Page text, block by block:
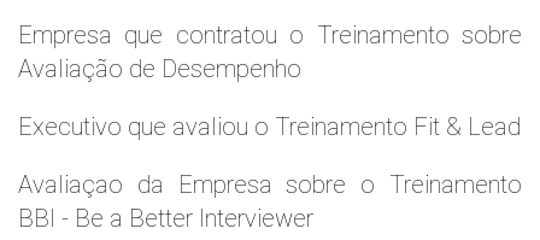
Empresa que contratou o Treinamento sobre
Avaliação de Desempenho
Executivo que avaliou o Treinamento Fit & Lead
Avaliaçao da Empresa sobre o Treinamento
BBI - Be a Better Interviewer